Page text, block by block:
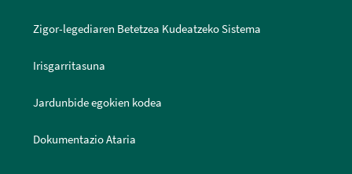
Zigor-legediaren Betetzea Kudeatzeko Sistema
Irisgarritasuna
Jardunbide egokien kodea
Dokumentazio Ataria